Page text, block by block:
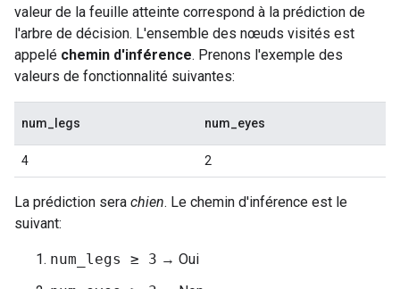
valeur de la feuille atteinte correspond à la prédiction de
l'arbre de décision. L'ensemble des nœuds visités est
appelé chemin d'inférence. Prenons l'exemple des
valeurs de fonctionnalité suivantes:
num_legs num_eyes
4 2
La prédiction sera chien. Le chemin d'inférence est le
suivant:
num_legs ≥ 3 → Oui